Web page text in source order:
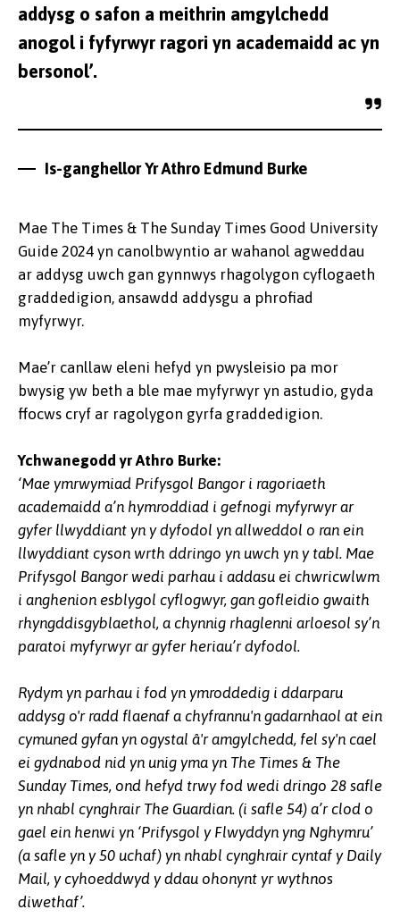
addysg o safon a meithrin amgylchedd
anogol i fyfyrwyr ragori yn academaidd ac yn
bersonol’.
Is-ganghellor Yr Athro Edmund Burke
Mae The Times & The Sunday Times Good University
Guide 2024 yn canolbwyntio ar wahanol agweddau
ar addysg uwch gan gynnwys rhagolygon cyflogaeth
graddedigion, ansawdd addysgu a phrofiad
myfyrwyr.
Mae’r canllaw eleni hefyd yn pwysleisio pa mor
bwysig yw beth a ble mae myfyrwyr yn astudio, gyda
ffocws cryf ar ragolygon gyrfa graddedigion.
Ychwanegodd yr Athro Burke:
‘Mae ymrwymiad Prifysgol Bangor i ragoriaeth
academaidd a’n hymroddiad i gefnogi myfyrwyr ar
gyfer llwyddiant yn y dyfodol yn allweddol o ran ein
llwyddiant cyson wrth ddringo yn uwch yn y tabl. Mae
Prifysgol Bangor wedi parhau i addasu ei chwricwlwm
i anghenion esblygol cyflogwyr, gan gofleidio gwaith
rhyngddisgyblaethol, a chynnig rhaglenni arloesol sy’n
paratoi myfyrwyr ar gyfer heriau’r dyfodol.
Rydym yn parhau i fod yn ymroddedig i ddarparu
addysg o'r radd flaenaf a chyfrannu'n gadarnhaol at ein
cymuned gyfan yn ogystal â'r amgylchedd, fel sy'n cael
ei gydnabod nid yn unig yma yn The Times & The
Sunday Times, ond hefyd trwy fod wedi dringo 28 safle
yn nhabl cynghrair The Guardian. (i safle 54) a’r clod o
gael ein henwi yn ‘Prifysgol y Flwyddyn yng Nghymru’
(a safle yn y 50 uchaf) yn nhabl cynghrair cyntaf y Daily
Mail, y cyhoeddwyd y ddau ohonynt yr wythnos
diwethaf’.